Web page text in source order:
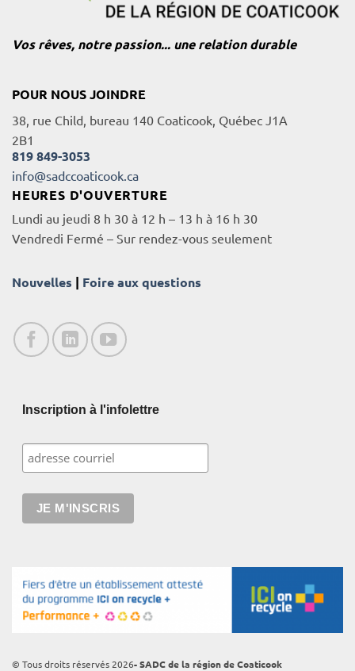
Vos rêves, notre passion... une relation durable
POUR NOUS JOINDRE
38, rue Child, bureau 140 Coaticook, Québec J1A
2B1
819 849-3053
info@sadccoaticook.ca
HEURES D'OUVERTURE
Lundi au jeudi 8 h 30 à 12 h – 13 h à 16 h 30
Vendredi Fermé – Sur rendez-vous seulement
Nouvelles | Foire aux questions
Inscription à l'infolettre
© Tous droits réservés 2026- SADC de la région de Coaticook